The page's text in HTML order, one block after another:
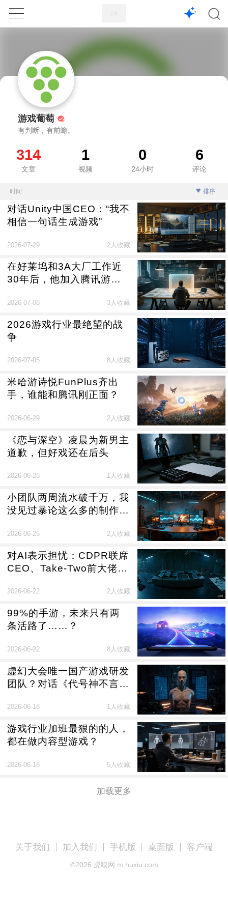
1X
游戏葡萄
有判断，有前瞻。
314
文章
1
视频
0
24小时
6
评论
时间 排序
对话Unity中国CEO：“我不
相信一句话生成游戏”
2026-07-29 2人收藏
在好莱坞和3A大厂工作近
30年后，他加入腾讯游
2026-07-08 3人收藏
2026游戏行业最绝望的战
争
2026-07-05 8人收藏
米哈游诗悦FunPlus齐出
手，谁能和腾讯刚正面？
2026-06-29 2人收藏
《恋与深空》凌晨为新男主
道歉，但好戏还在后头
2026-06-28 1人收藏
小团队两周流水破千万，我
没见过暴论这么多的制作
2026-06-25 2人收藏
对AI表示担忧：CDPR联席
CEO、Take-Two前大佬纷
2026-06-22 2人收藏
99%的手游，未来只有两
条活路了……？
2026-06-22 8人收藏
虚幻大会唯一国产游戏研发
团队？对话《代号神不言》
2026-06-18 1人收藏
游戏行业加班最狠的的人，
都在做内容型游戏？
2026-06-18 5人收藏
加载更多
关于我们 加入我们 手机版 桌面版 客户端
©2026 虎嗅网 m.huxiu.com